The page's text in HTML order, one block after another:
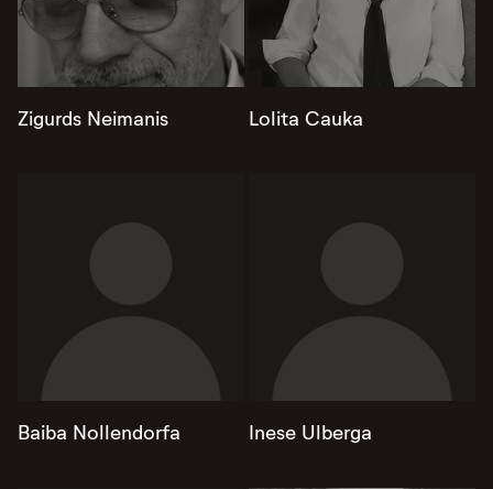
Zigurds Neimanis Lolita Cauka
Baiba Nollendorfa Inese Ulberga